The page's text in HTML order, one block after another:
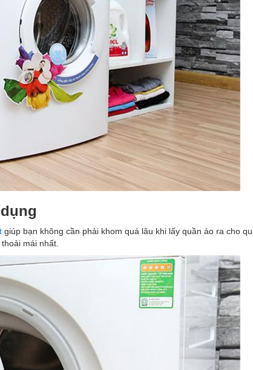
giúp bạn không cần phải khom quá lâu khi lấy quần áo ra cho
mái nhất.